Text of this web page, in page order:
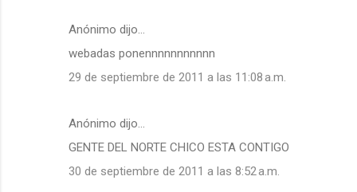
Anónimo dijo…
webadas ponennnnnnnnnnn
29 de septiembre de 2011 a las 11:08 a.m.
Anónimo dijo…
GENTE DEL NORTE CHICO ESTA CONTIGO
30 de septiembre de 2011 a las 8:52 a.m.